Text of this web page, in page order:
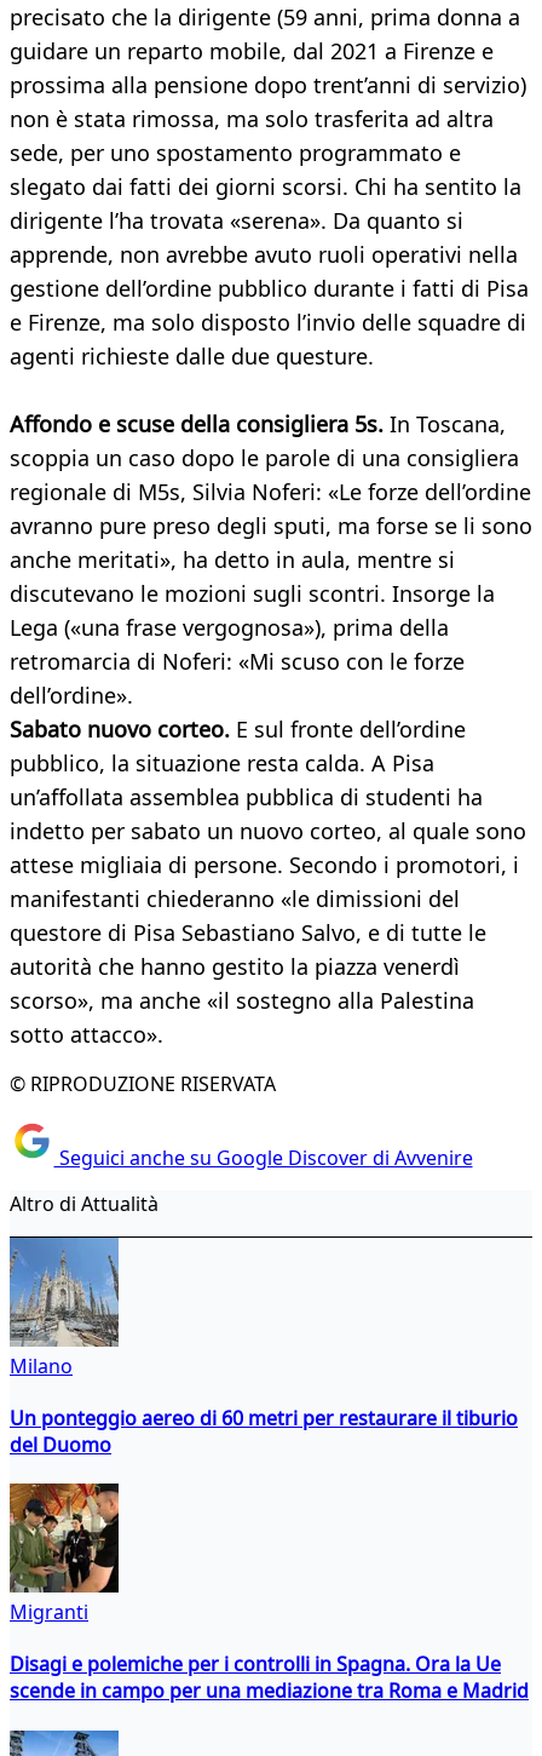
precisato che la dirigente (59 anni, prima donna a
guidare un reparto mobile, dal 2021 a Firenze e
prossima alla pensione dopo trent’anni di servizio)
non è stata rimossa, ma solo trasferita ad altra
sede, per uno spostamento programmato e
slegato dai fatti dei giorni scorsi. Chi ha sentito la
dirigente l’ha trovata «serena». Da quanto si
apprende, non avrebbe avuto ruoli operativi nella
gestione dell’ordine pubblico durante i fatti di Pisa
e Firenze, ma solo disposto l’invio delle squadre di
agenti richieste dalle due questure.
Affondo e scuse della consigliera 5s. In Toscana,
scoppia un caso dopo le parole di una consigliera
regionale di M5s, Silvia Noferi: «Le forze dell’ordine
avranno pure preso degli sputi, ma forse se li sono
anche meritati», ha detto in aula, mentre si
discutevano le mozioni sugli scontri. Insorge la
Lega («una frase vergognosa»), prima della
retromarcia di Noferi: «Mi scuso con le forze
dell’ordine».
Sabato nuovo corteo. E sul fronte dell’ordine
pubblico, la situazione resta calda. A Pisa
un’affollata assemblea pubblica di studenti ha
indetto per sabato un nuovo corteo, al quale sono
attese migliaia di persone. Secondo i promotori, i
manifestanti chiederanno «le dimissioni del
questore di Pisa Sebastiano Salvo, e di tutte le
autorità che hanno gestito la piazza venerdì
scorso», ma anche «il sostegno alla Palestina
sotto attacco».
© RIPRODUZIONE RISERVATA
Seguici anche su Google Discover di Avvenire
Altro di Attualità
Milano
Un ponteggio aereo di 60 metri per restaurare il tiburio
del Duomo
Migranti
Disagi e polemiche per i controlli in Spagna. Ora la Ue
scende in campo per una mediazione tra Roma e Madrid